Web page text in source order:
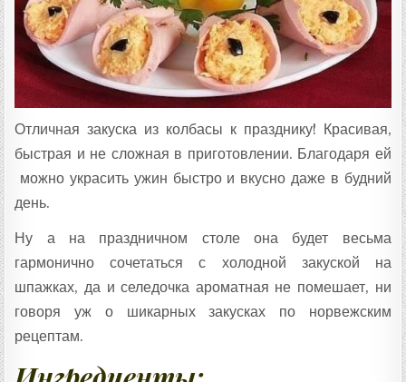
Отличная закуска из колбасы к празднику! Красивая,
быстрая и не сложная в приготовлении. Благодаря ей
можно украсить ужин быстро и вкусно даже в будний
день.
Ну а на праздничном столе она будет весьма
гармонично сочетаться с холодной закуской на
шпажках, да и селедочка ароматная не помешает, ни
говоря уж о шикарных закусках по норвежским
рецептам.